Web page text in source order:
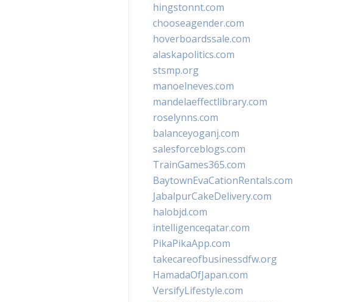
hingstonnt.com
chooseagender.com
hoverboardssale.com
alaskapolitics.com
stsmp.org
manoelneves.com
mandelaeffectlibrary.com
roselynns.com
balanceyoganj.com
salesforceblogs.com
TrainGames365.com
BaytownEvaCationRentals.com
JabalpurCakeDelivery.com
halobjd.com
intelligenceqatar.com
PikaPikaApp.com
takecareofbusinessdfw.org
HamadaOfJapan.com
VersifyLifestyle.com